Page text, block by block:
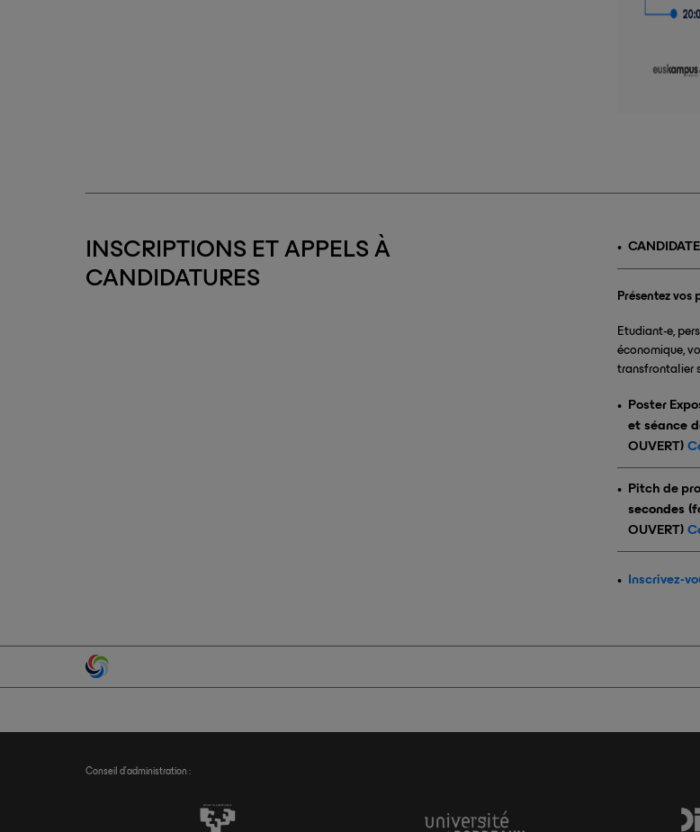
INSCRIPTIONS ET APPELS À
CANDIDATURES
Présentez vos
Etudiant-e,
économique,
transfrontalier
Poster
et séance
OUVERT)
Pitch de
secondes
OUVERT)
Inscrivez-
Conseil d’administration :